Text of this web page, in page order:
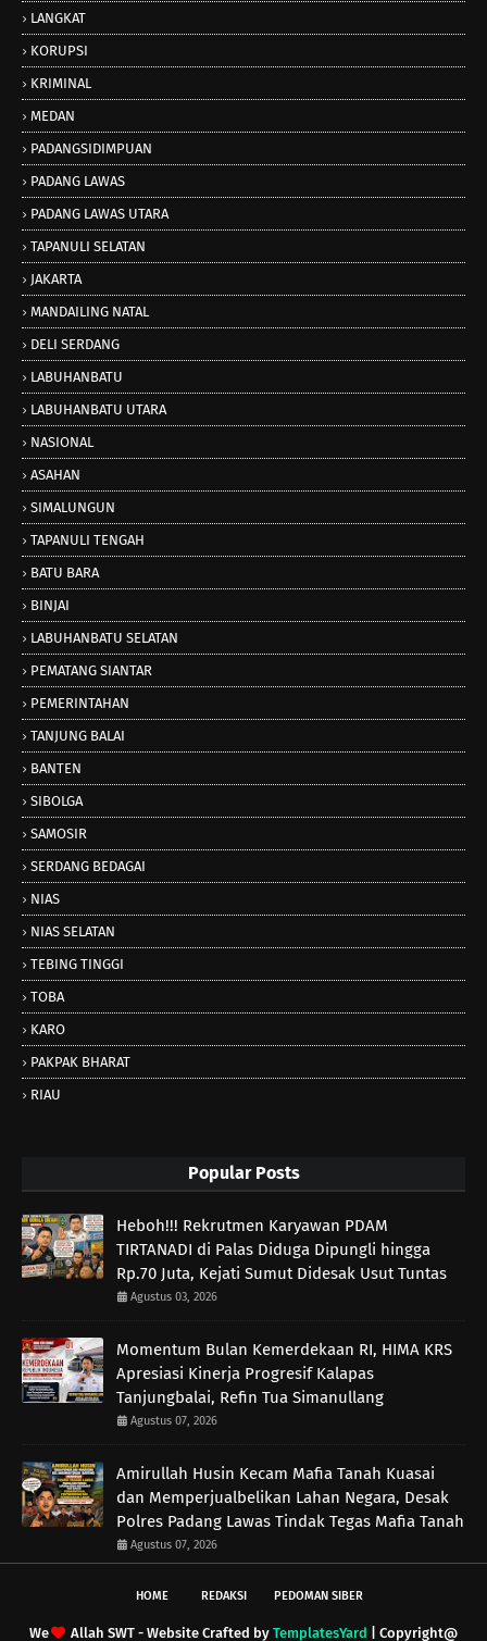
LANGKAT
KORUPSI
KRIMINAL
MEDAN
PADANGSIDIMPUAN
PADANG LAWAS
PADANG LAWAS UTARA
TAPANULI SELATAN
JAKARTA
MANDAILING NATAL
DELI SERDANG
LABUHANBATU
LABUHANBATU UTARA
NASIONAL
ASAHAN
SIMALUNGUN
TAPANULI TENGAH
BATU BARA
BINJAI
LABUHANBATU SELATAN
PEMATANG SIANTAR
PEMERINTAHAN
TANJUNG BALAI
BANTEN
SIBOLGA
SAMOSIR
SERDANG BEDAGAI
NIAS
NIAS SELATAN
TEBING TINGGI
TOBA
KARO
PAKPAK BHARAT
RIAU
Popular Posts
Heboh!!! Rekrutmen Karyawan PDAM
TIRTANADI di Palas Diduga Dipungli hingga
Rp.70 Juta, Kejati Sumut Didesak Usut Tuntas
Agustus 03, 2026
Momentum Bulan Kemerdekaan RI, HIMA KRS
Apresiasi Kinerja Progresif Kalapas
Tanjungbalai, Refin Tua Simanullang
Agustus 07, 2026
Amirullah Husin Kecam Mafia Tanah Kuasai
dan Memperjualbelikan Lahan Negara, Desak
Polres Padang Lawas Tindak Tegas Mafia Tanah
Agustus 07, 2026
HOME REDAKSI PEDOMAN SIBER
We Allah SWT - Website Crafted by TemplatesYard | Copyright@